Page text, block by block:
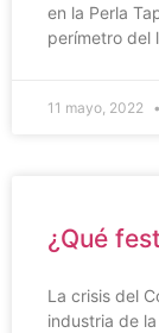
en la Perla
perímetro del
11 mayo, 2022
¿Qué
La crisis del
industria de